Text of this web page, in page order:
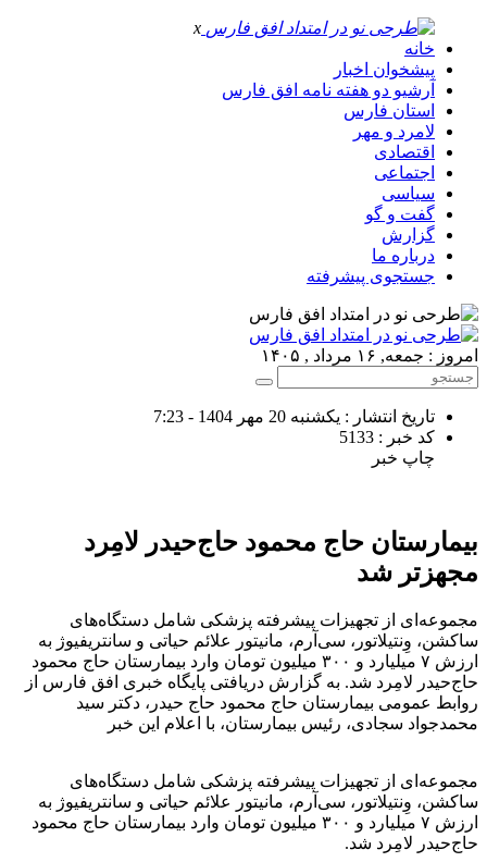
x
خانه
پیشخوان اخبار
آرشیو دو هفته نامه افق فارس
استان فارس
لامرد و مهر
اقتصادی
اجتماعی
سیاسی
گفت و گو
گزارش
درباره ما
جستجوی پیشرفته
امروز : جمعه, ۱۶ مرداد , ۱۴۰۵
تاریخ انتشار : یکشنبه 20 مهر 1404 - 7:23
کد خبر : 5133
چاپ خبر
بیمارستان حاج محمود حاج‌حیدر لامِرد
مجهزتر شد
مجموعه‌ای از تجهیزات پیشرفته پزشکی شامل دستگاه‌های
ساکشن، وِنتیلاتور، سی‌آرم، مانیتور علائم حیاتی و سانتریفیوژ به
ارزش ۷ میلیارد و ۳۰۰ میلیون تومان وارد بیمارستان حاج محمود
حاج‌حیدر لامِرد شد. به گزارش دریافتی پایگاه خبری افق فارس از
روابط عمومی بیمارستان حاج محمود حاج حیدر، دکتر سید
محمدجواد سجادی، رئیس بیمارستان، با اعلام این خبر
مجموعه‌ای از تجهیزات پیشرفته پزشکی شامل دستگاه‌های
ساکشن، وِنتیلاتور، سی‌آرم، مانیتور علائم حیاتی و سانتریفیوژ به
ارزش ۷ میلیارد و ۳۰۰ میلیون تومان وارد بیمارستان حاج محمود
حاج‌حیدر لامِرد شد.